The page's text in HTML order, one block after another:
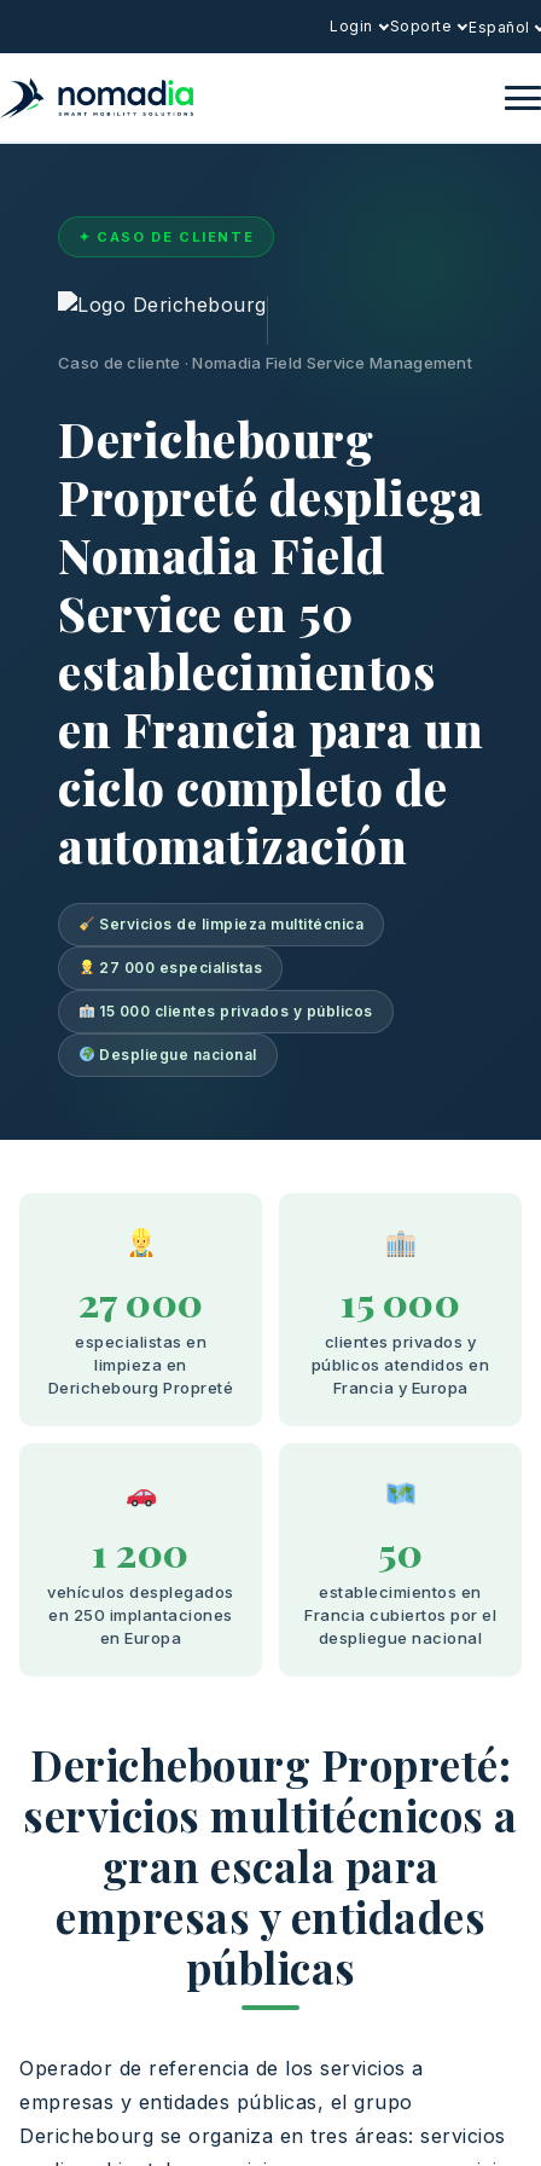
Login Soporte Español
✦ CASO DE CLIENTE
Caso de cliente · Nomadia Field Service Management
Derichebourg
Propreté despliega
Nomadia Field
Service en 50
establecimientos
en Francia para un
ciclo completo de
automatización
Servicios de limpieza multitécnica
27 000 especialistas
15 000 clientes privados y públicos
Despliegue nacional
27 000
especialistas en
limpieza en
Derichebourg Propreté
15 000
clientes privados y
públicos atendidos en
Francia y Europa
1 200
vehículos desplegados
en 250 implantaciones
en Europa
50
establecimientos en
Francia cubiertos por el
despliegue nacional
Derichebourg Propreté:
servicios multitécnicos a
gran escala para
empresas y entidades
públicas
Operador de referencia de los servicios a
empresas y entidades públicas, el grupo
Derichebourg se organiza en tres áreas: servicios